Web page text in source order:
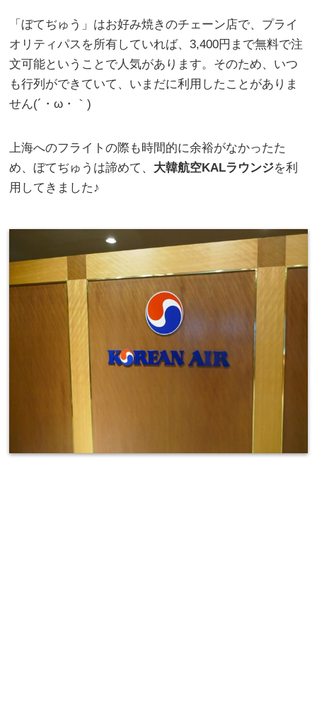
「ぼてぢゅう」はお好み焼きのチェーン店で、プライ
オリティパスを所有していれば、3,400円まで無料で注
文可能ということで人気があります。そのため、いつ
も行列ができていて、いまだに利用したことがありま
せん(´・ω・｀)
上海へのフライトの際も時間的に余裕がなかったた
め、ぼてぢゅうは諦めて、 大韓航空KALラウンジを利
用してきました♪